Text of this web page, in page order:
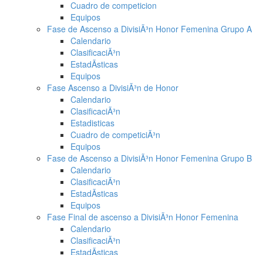
Cuadro de competicion
Equipos
Fase de Ascenso a DivisiÃ³n Honor Femenina Grupo A
Calendario
ClasificaciÃ³n
EstadÃ­sticas
Equipos
Fase Ascenso a DivisiÃ³n de Honor
Calendario
ClasificaciÃ³n
Estadisticas
Cuadro de competiciÃ³n
Equipos
Fase de Ascenso a DivisiÃ³n Honor Femenina Grupo B
Calendario
ClasificaciÃ³n
EstadÃ­sticas
Equipos
Fase Final de ascenso a DivisiÃ³n Honor Femenina
Calendario
ClasificaciÃ³n
EstadÃ­sticas